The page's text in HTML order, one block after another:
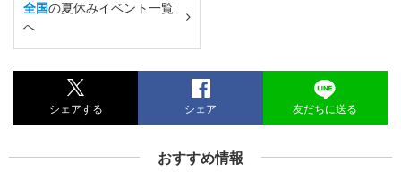
全国の夏休みイベント一覧
へ
シェアする シェア 友だちに送る
おすすめ情報